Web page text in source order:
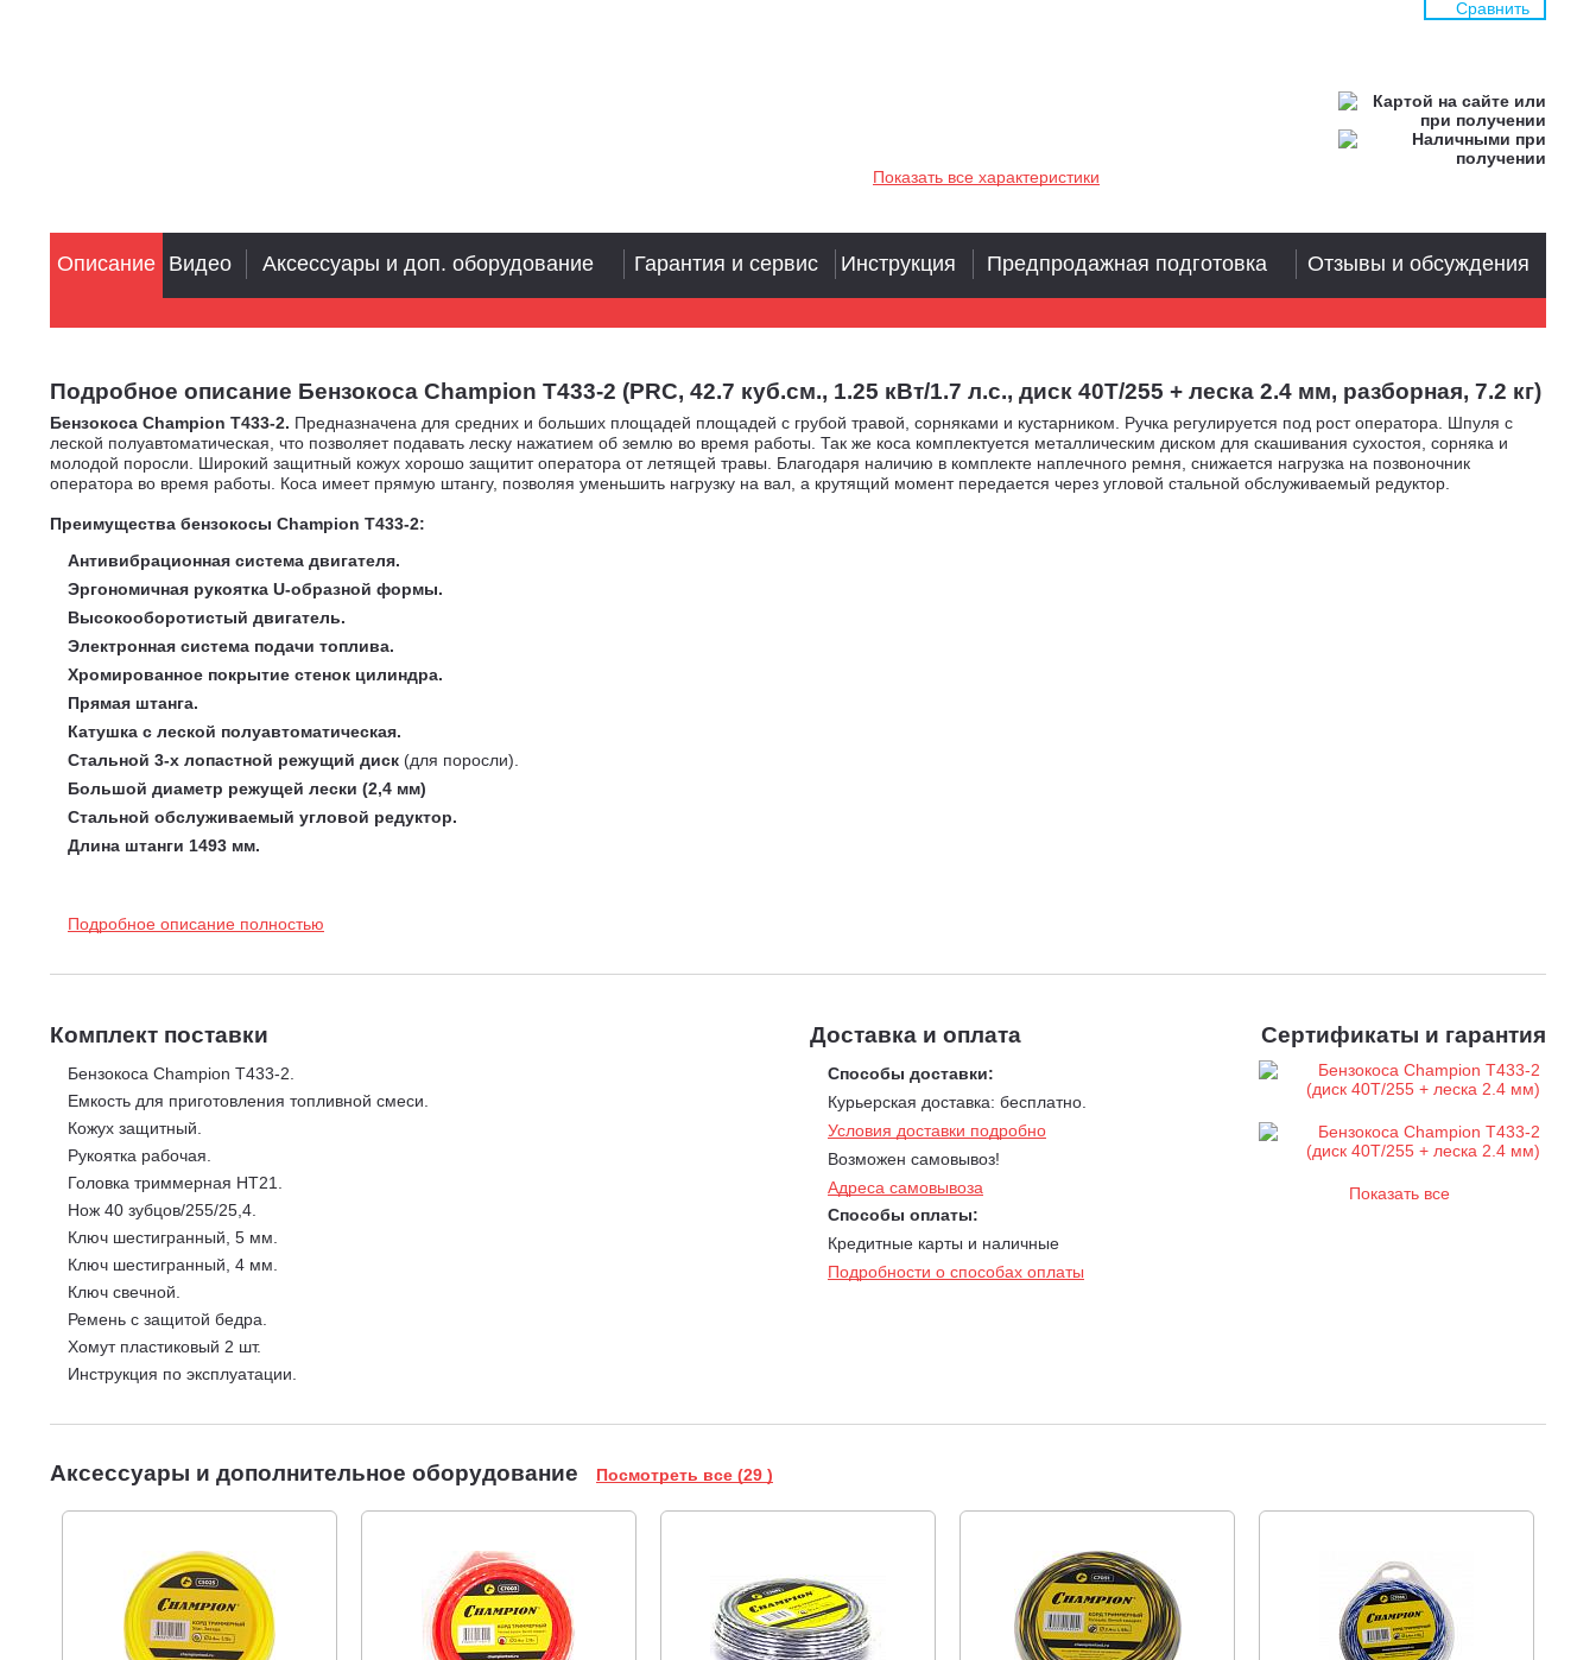
Показать все характеристики
Сравнить
Подробное описание Бензокоса Champion T433-2 (PRC, 42.7 куб.см., 1.25 кВт/1.7 л.с., диск 40T/255 + леска 2.4 мм, разборная, 7.2 кг)
Бензокоса Champion T433-2. Предназначена для средних и больших площадей площадей с грубой травой, сорняками и кустарником. Ручка регулируется под рост оператора. Шпуля с
леской полуавтоматическая, что позволяет подавать леску нажатием об землю во время работы. Так же коса комплектуется металлическим диском для скашивания сухостоя, сорняка и
молодой поросли. Широкий защитный кожух хорошо защитит оператора от летящей травы. Благодаря наличию в комплекте наплечного ремня, снижается нагрузка на позвоночник
оператора во время работы. Коса имеет прямую штангу, позволяя уменьшить нагрузку на вал, а крутящий момент передается через угловой стальной обслуживаемый редуктор.
Преимущества бензокосы Champion T433-2:
Антивибрационная система двигателя.
Эргономичная рукоятка U-образной формы.
Высокооборотистый двигатель.
Электронная система подачи топлива.
Хромированное покрытие стенок цилиндра.
Прямая штанга.
Катушка с леской полуавтоматическая.
Стальной 3-х лопастной режущий диск (для поросли).
Большой диаметр режущей лески (2,4 мм)
Стальной обслуживаемый угловой редуктор.
Длина штанги 1493 мм.
Подробное описание полностью
Комплект поставки
Бензокоса Champion T433-2.
Емкость для приготовления топливной смеси.
Кожух защитный.
Рукоятка рабочая.
Головка триммерная HT21.
Нож 40 зубцов/255/25,4.
Ключ шестигранный, 5 мм.
Ключ шестигранный, 4 мм.
Ключ свечной.
Ремень с защитой бедра.
Хомут пластиковый 2 шт.
Инструкция по эксплуатации.
Доставка и оплата
Способы доставки:
Курьерская доставка: бесплатно.
Условия доставки подробно
Возможен самовывоз!
Адреса самовывоза
Способы оплаты:
Кредитные карты и наличные
Подробности о способах оплаты
Сертификаты и гарантия
Показать все
Аксессуары и дополнительное оборудование Посмотреть все (29 )
Описание Видео Аксессуары и доп. оборудование Гарантия и сервис Инструкция Предпродажная подготовка Отзывы и обсуждения